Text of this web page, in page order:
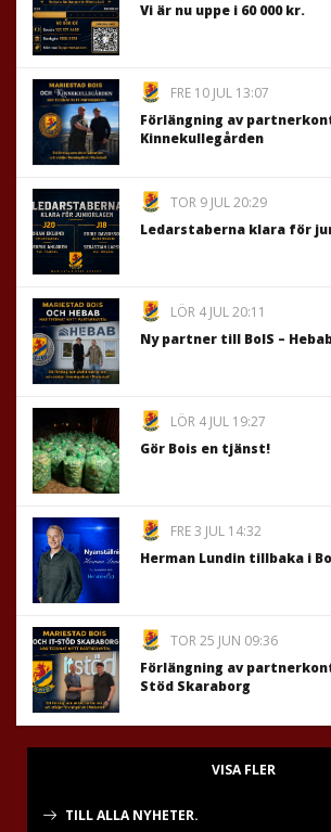
Vi är nu uppe i 60 000 kr.
FRE 10 JUL 13:07
Förlängning av
Kinnekullegården
TOR 9 JUL 20:29
Ledarstaberna klara för
LÖR 4 JUL 20:11
Ny partner till BoIS –
LÖR 4 JUL 19:27
Gör Bois en tjänst!
FRE 3 JUL 14:32
Herman Lundin tillbaka i
TOR 25 JUN 09:36
Förlängning av
Stöd Skaraborg
VISA FLER
TILL ALLA NYHETER.